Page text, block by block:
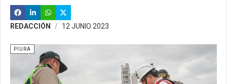
REDACCIÓN 12 JUNIO 2023
PIURA